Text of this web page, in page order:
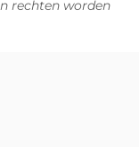
rechten worden